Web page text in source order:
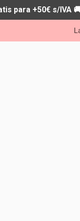
para +50€ s/